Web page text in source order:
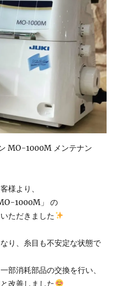
レ
ク
チ
ャ
ー
♪
九
で
babylock
を
学
ん
で
店
シ
MO-1000M メンテナン
様より、
1000M」 の
ただきました
り、糸目も不安定な状態で
部消耗部品の交換を行い、
改善しました